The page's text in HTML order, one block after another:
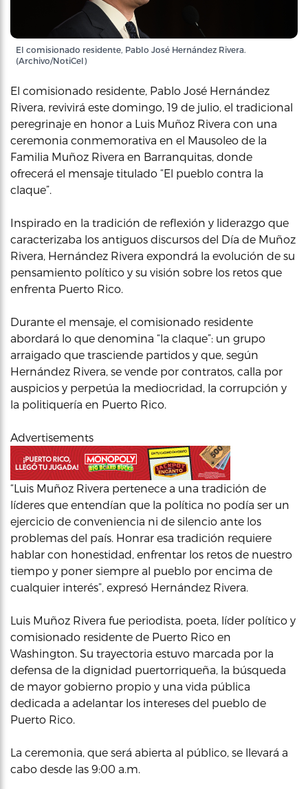
El comisionado residente, Pablo José Hernández Rivera.
(Archivo/NotiCel)
El comisionado residente, Pablo José Hernández
Rivera, revivirá este domingo, 19 de julio, el tradicional
peregrinaje en honor a Luis Muñoz Rivera con una
ceremonia conmemorativa en el Mausoleo de la
Familia Muñoz Rivera en Barranquitas, donde
ofrecerá el mensaje titulado “El pueblo contra la
claque”.
Inspirado en la tradición de reflexión y liderazgo que
caracterizaba los antiguos discursos del Día de Muñoz
Rivera, Hernández Rivera expondrá la evolución de su
pensamiento político y su visión sobre los retos que
enfrenta Puerto Rico.
Durante el mensaje, el comisionado residente
abordará lo que denomina “la claque”: un grupo
arraigado que trasciende partidos y que, según
Hernández Rivera, se vende por contratos, calla por
auspicios y perpetúa la mediocridad, la corrupción y
la politiquería en Puerto Rico.
Advertisements
“Luis Muñoz Rivera pertenece a una tradición de
líderes que entendían que la política no podía ser un
ejercicio de conveniencia ni de silencio ante los
problemas del país. Honrar esa tradición requiere
hablar con honestidad, enfrentar los retos de nuestro
tiempo y poner siempre al pueblo por encima de
cualquier interés”, expresó Hernández Rivera.
Luis Muñoz Rivera fue periodista, poeta, líder político y
comisionado residente de Puerto Rico en
Washington. Su trayectoria estuvo marcada por la
defensa de la dignidad puertorriqueña, la búsqueda
de mayor gobierno propio y una vida pública
dedicada a adelantar los intereses del pueblo de
Puerto Rico.
La ceremonia, que será abierta al público, se llevará a
cabo desde las 9:00 a.m.